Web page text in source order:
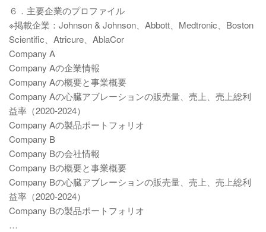
６．主要企業のプロファイル
※掲載企業：Johnson & Johnson、Abbott、Medtronic、Boston
Scientific、Atricure、AblaCor
Company A
Company Aの企業情報
Company Aの概要と事業概要
Company Aの心臓アブレーションの販売量、売上、売上総利
益率（2020-2024）
Company Aの製品ポートフォリオ
Company B
Company Bの会社情報
Company Bの概要と事業概要
Company Bの心臓アブレーションの販売量、売上、売上総利
益率（2020-2024）
Company Bの製品ポートフォリオ
…